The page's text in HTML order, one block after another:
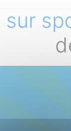
sur